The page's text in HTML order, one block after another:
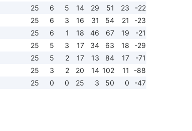
25 6 5 14 29 51 23
-22
25 6 3 16 31 54 21
-23
25 6 1 18 46 67 19
-21
25 5 3 17 34 63 18
-29
25 5 2 17 13 84 17
-71
25 3 2 20 14 102 11
-88
25 0 0 25 3 50 0 -47